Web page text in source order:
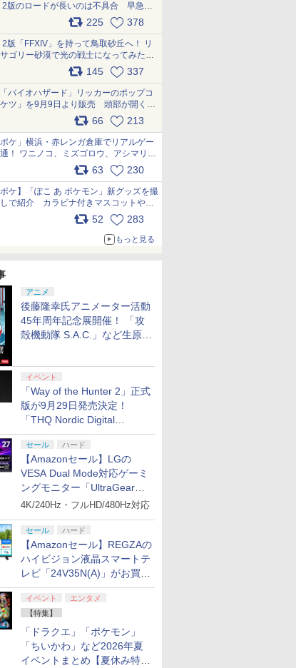
2版のロードが長いのは不具合 早急に
デートできるよう対応中225 378
版「FFXIV」を持って鳥取砂丘へ！ リ
ゴリー砂漠で光の戦士になってみた
145 337
バイオハザード」リッカーのポップコ
ツ」を9月9日より販売 頭部が開く仕
味は恐怖を堪のう「味噌フレーバー」
66 213
ポケ」横浜・赤レンガ倉庫でリアルゲー
通！ ワニノコ、ミズゴロウ、アシマリ登
場シーンをレポート pic.x.com/LDgEByVl6D
63 230
ポケ】「ぽこ あ ポケモン」新グッズを撮
しで紹介 カラビナ付きマスコットやス
52 283
もっと見る
アニメ
後藤隆幸氏アニメーター活動
45年周年記念展開催！ 「攻
殻機動隊 S.A.C.」など生原
イベント
「Way of the Hunter 2」正式
版が9月29日発売決定！
「THQ Nordic Digital
Showcase 2026」まとめ
セール ハード
【Amazonセール】LGの
VESA Dual Mode対応ゲーミ
ングモニター「UltraGear
27G850A-B」がお買い得！
4K/240Hz・フルHD/480Hz対応
セール ハード
【Amazonセール】REGZAの
ハイビジョン液晶スマートテ
レビ「24V35N(A)」がお買い
得！
イベント
エンタメ
【特集】
「ドラクエ」「ポケモン」
「ちいかわ」など2026年夏
イベントまとめ【夏休み特